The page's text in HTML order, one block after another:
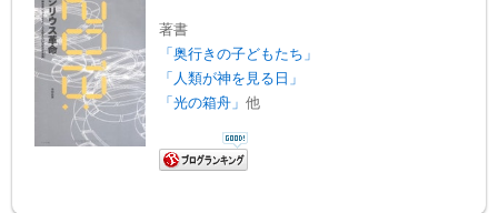
著書
「奥行きの子どもたち」
「人類が神を見る日」
「光の箱舟」他